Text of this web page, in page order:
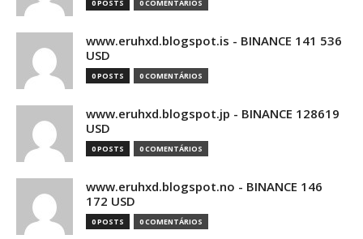
0 POSTS 0 COMENTÁRIOS
www.eruhxd.blogspot.is - BINANCE 141 536
USD
0 POSTS 0 COMENTÁRIOS
www.eruhxd.blogspot.jp - BINANCE 128619
USD
0 POSTS 0 COMENTÁRIOS
www.eruhxd.blogspot.no - BINANCE 146
172 USD
0 POSTS 0 COMENTÁRIOS